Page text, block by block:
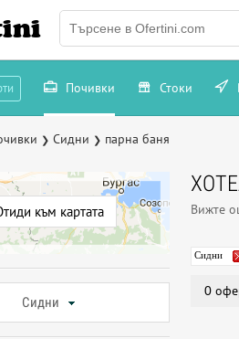
Почивки Стоки
❯ Сидни ❯ парна баня
към картата
Сидни
Вижте
Сидни
0